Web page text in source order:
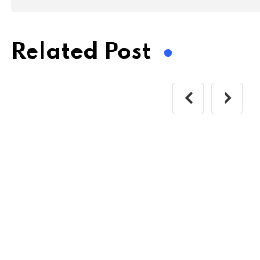
Related Post